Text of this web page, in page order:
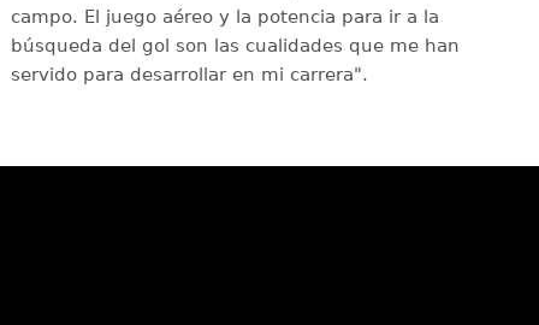
campo. El juego aéreo y la potencia para ir a la
búsqueda del gol son las cualidades que me han
servido para desarrollar en mi carrera".